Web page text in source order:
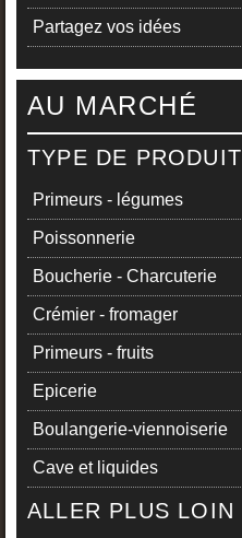
Partagez vos idées
AU MARCHÉ
TYPE DE PRODUIT
Primeurs - légumes
Poissonnerie
Boucherie - Charcuterie
Crémier - fromager
Primeurs - fruits
Epicerie
Boulangerie-viennoiserie
Cave et liquides
ALLER PLUS LOIN